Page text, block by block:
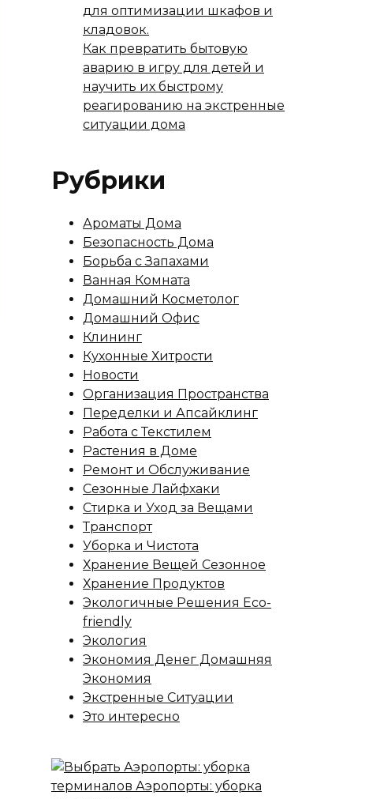
для оптимизации шкафов и
кладовок.
Как превратить бытовую
аварию в игру для детей и
научить их быстрому
реагированию на экстренные
ситуации дома
Рубрики
Ароматы Дома
Безопасность Дома
Борьба с Запахами
Ванная Комната
Домашний Косметолог
Домашний Офис
Клининг
Кухонные Хитрости
Новости
Организация Пространства
Переделки и Апсайклинг
Работа с Текстилем
Растения в Доме
Ремонт и Обслуживание
Сезонные Лайфхаки
Стирка и Уход за Вещами
Транспорт
Уборка и Чистота
Хранение Вещей Сезонное
Хранение Продуктов
Экологичные Решения Eco-
friendly
Экология
Экономия Денег Домашняя
Экономия
Экстренные Ситуации
Это интересно